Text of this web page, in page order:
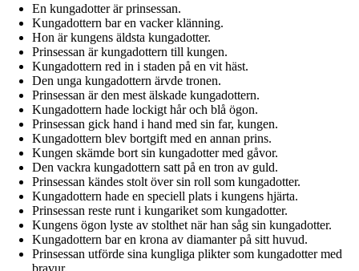
En kungadotter är prinsessan.
Kungadottern bar en vacker klänning.
Hon är kungens äldsta kungadotter.
Prinsessan är kungadottern till kungen.
Kungadottern red in i staden på en vit häst.
Den unga kungadottern ärvde tronen.
Prinsessan är den mest älskade kungadottern.
Kungadottern hade lockigt hår och blå ögon.
Prinsessan gick hand i hand med sin far, kungen.
Kungadottern blev bortgift med en annan prins.
Kungen skämde bort sin kungadotter med gåvor.
Den vackra kungadottern satt på en tron av guld.
Prinsessan kändes stolt över sin roll som kungadotter.
Kungadottern hade en speciell plats i kungens hjärta.
Prinsessan reste runt i kungariket som kungadotter.
Kungens ögon lyste av stolthet när han såg sin kungadotter.
Kungadottern bar en krona av diamanter på sitt huvud.
Prinsessan utförde sina kungliga plikter som kungadotter med
bravur.